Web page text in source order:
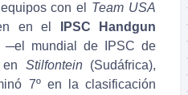
con el Team USA
en el
IPSC Handgun
─el mundial de IPSC de
en Stilfontein(Sudáfrica),
7º en la clasificación